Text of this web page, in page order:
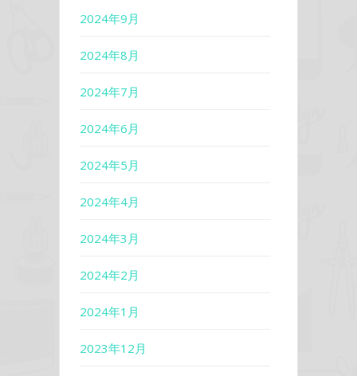
2024年9月
2024年8月
2024年7月
2024年6月
2024年5月
2024年4月
2024年3月
2024年2月
2024年1月
2023年12月